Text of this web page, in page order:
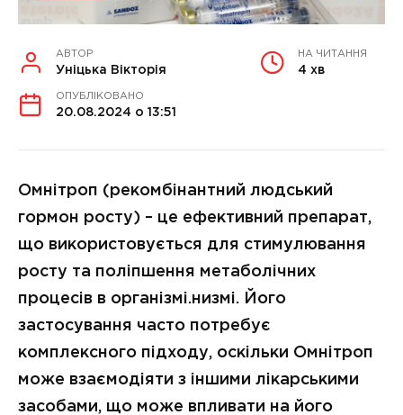
АВТОР
Уніцька Вікторія
НА ЧИТАННЯ
4 хв
ОПУБЛІКОВАНО
20.08.2024 о 13:51
Омнітроп (рекомбінантний людський
гормон росту) – це ефективний препарат,
що використовується для стимулювання
росту та поліпшення метаболічних
процесів в організмі.низмі. Його
застосування часто потребує
комплексного підходу, оскільки Омнітроп
може взаємодіяти з іншими лікарськими
засобами, що може впливати на його